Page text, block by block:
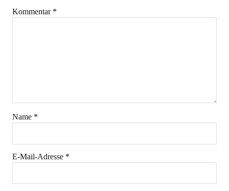
Kommentar *
Name *
E-Mail-Adresse *